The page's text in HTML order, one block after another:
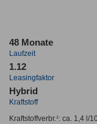
48 Monate
Laufzeit
1.12
Leasingfaktor
Hybrid
Kraftstoff
Kraftstoffverbr.¹: ca. 1,4 l/